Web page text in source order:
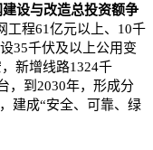
设与改造总投资额争
工程61亿元以上、10千
35千伏及以上公用变
新增线路1324千
，到2030年，形成分
建成“安全、可靠、绿